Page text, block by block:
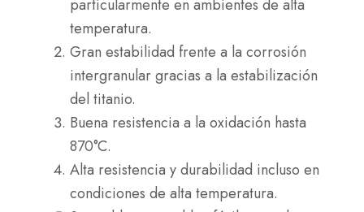
particularmente en ambientes de alta
temperatura.
Gran estabilidad frente a la corrosión
intergranular gracias a la estabilización
del titanio.
Buena resistencia a la oxidación hasta
870°C.
Alta resistencia y durabilidad incluso en
condiciones de alta temperatura.